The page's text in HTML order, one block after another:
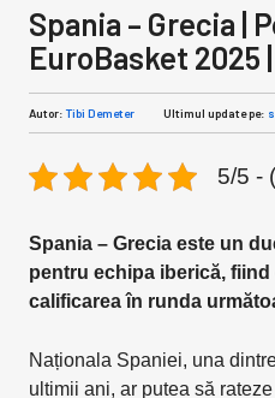
Spania – Grecia |
EuroBasket 2025
Autor: Tibi Demeter Ultimul update pe:
5/5 -
Spania – Grecia este un
pentru echipa iberică,
calificarea în runda
Naționala Spaniei, una
ultimii ani, ar putea să